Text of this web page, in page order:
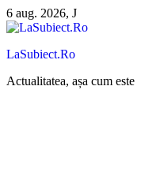
Sari
la
6 aug. 2026, J
LaSubiect.Ro
Actualitatea, așa cum este